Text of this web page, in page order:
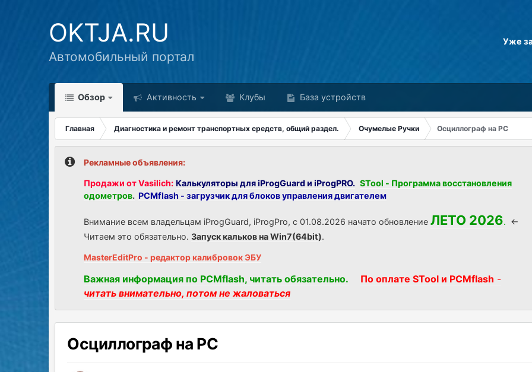
OKTJA.RU
Автомобильный портал
Уже
Обзор Активность Клубы База устройств
Главная Диагностика и ремонт транспортных средств, общий раздел. Очумелые Ручки Осциллограф на РС
Рекламные объявления:
Продажи от Vasilich: Калькуляторы для iProgGuard и iProgPRO. STool - Программа восстановления
одометров. PCMflash - загрузчик для блоков управления двигателем
Внимание всем владельцам iProgGuard, iProgPro, с 01.08.2026 начато обновлениеЛЕТО 2026. <-
Читаем это обязательно.Запуск кальков на Win7(64bit).
MasterEditPro - редактор калибровок ЭБУ
Важная информация по PCMflash, читать обязательно. По оплате STool и PCMflash -
читать внимательно, потом не жаловаться
Осциллограф на РС